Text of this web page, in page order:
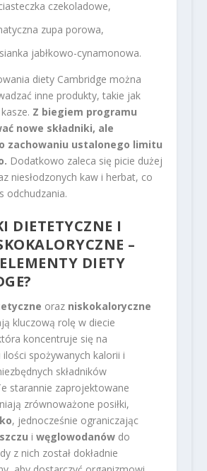
czekoladowe,
zupa porowa,
jabłkowo-cynamonowa.
diety Cambridge można
inne produkty, takie jak
Z biegiem programu
nowe składniki, ale
zachowaniu ustalonego limitu
Dodatkowo zaleca się picie dużej
niesłodzonych kaw i herbat, co
odchudzania.
DIETETYCZNE I
–
DIETY
oraz niskokaloryczne
kluczową rolę w diecie
koncentruje się na
spożywanych kalorii i
składników
starannie zaprojektowane
zrównoważone posiłki,
, jednocześnie ograniczając
i węglowodanówdo
z nich został dokładnie